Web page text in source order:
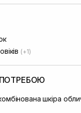
(+1)
ПОТРЕБОЮ
шкіра